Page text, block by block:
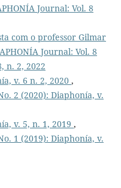
Journal: Vol. 8
com o professor Gilmar
Journal: Vol. 8
n. 2, 2022
v. 6 n. 2, 2020 ,
2 (2020): Diaphonía, v.
v. 5, n. 1, 2019 ,
1 (2019): Diaphonía, v.